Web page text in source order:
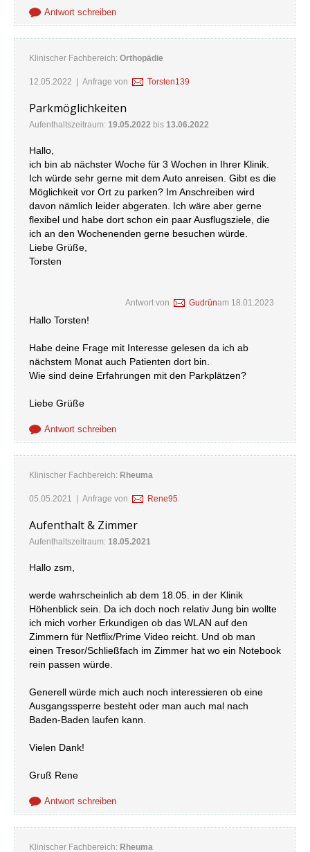
Antwort schreiben
Klinischer Fachbereich: Orthopädie
12.05.2022 | Anfrage von Torsten139
Parkmöglichkeiten
Aufenthaltszeitraum: 19.05.2022 bis 13.06.2022
Hallo,
ich bin ab nächster Woche für 3 Wochen in Ihrer Klinik.
Ich würde sehr gerne mit dem Auto anreisen. Gibt es die
Möglichkeit vor Ort zu parken? Im Anschreiben wird
davon nämlich leider abgeraten. Ich wäre aber gerne
flexibel und habe dort schon ein paar Ausflugsziele, die
ich an den Wochenenden gerne besuchen würde.
Liebe Grüße,
Torsten
Antwort von Gudrünam 18.01.2023
Hallo Torsten!
Habe deine Frage mit Interesse gelesen da ich ab
nächstem Monat auch Patienten dort bin.
Wie sind deine Erfahrungen mit den Parkplätzen?
Liebe Grüße
Antwort schreiben
Klinischer Fachbereich: Rheuma
05.05.2021 | Anfrage von Rene95
Aufenthalt & Zimmer
Aufenthaltszeitraum: 18.05.2021
Hallo zsm,
werde wahrscheinlich ab dem 18.05. in der Klinik
Höhenblick sein. Da ich doch noch relativ Jung bin wollte
ich mich vorher Erkundigen ob das WLAN auf den
Zimmern für Netflix/Prime Video reicht. Und ob man
einen Tresor/Schließfach im Zimmer hat wo ein Notebook
rein passen würde.
Generell würde mich auch noch interessieren ob eine
Ausgangssperre besteht oder man auch mal nach
Baden-Baden laufen kann.
Vielen Dank!
Gruß Rene
Antwort schreiben
Klinischer Fachbereich: Rheuma